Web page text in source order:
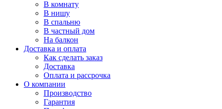
В комнату
В нишу
В спальню
В частный дом
На балкон
Доставка и оплата
Как сделать заказ
Доставка
Оплата и рассрочка
О компании
Производство
Гарантия